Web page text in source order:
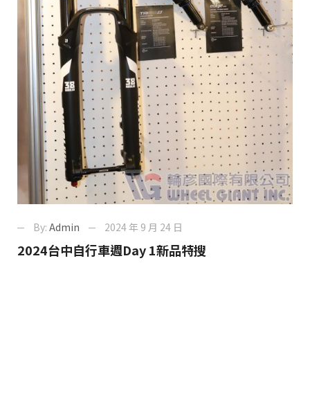
By: Admin 2024 年 9 月 24 日
2024台中自行車週Day 1新品特搜